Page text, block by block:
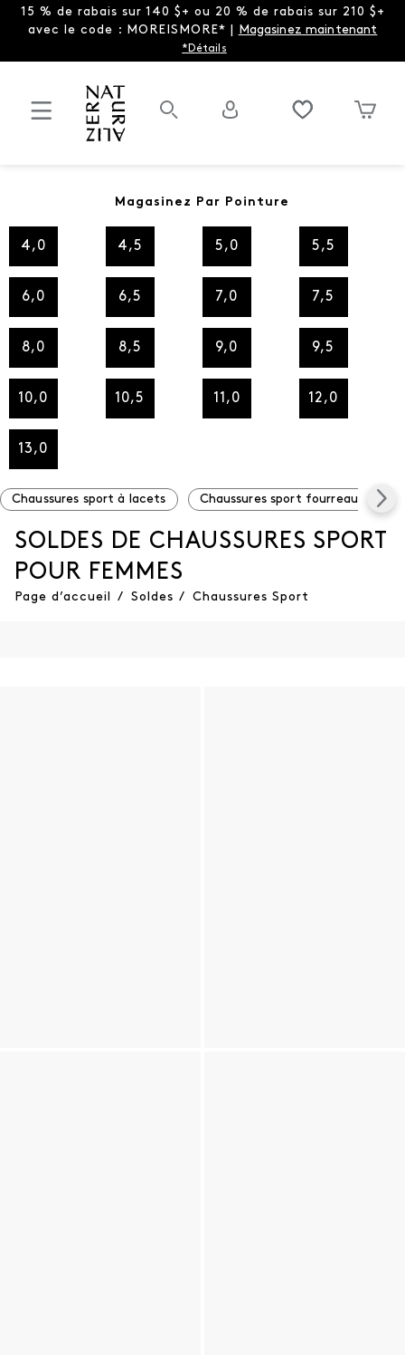
15 % de rabais sur 140 $+ ou 20 % de rabais sur 210 $+
avec le code : MOREISMORE* | Magasinez maintenant
*Détails
Magasinez Par Pointure
4,0 4,5 5,0 5,5
6,0 6,5 7,0 7,5
8,0 8,5 9,0 9,5
10,0 10,5 11,0 12,0
13,0
Chaussures sport à lacets Chaussures sport fourreaux
SOLDES DE CHAUSSURES SPORT
POUR FEMMES
Page d’accueil / Soldes / Chaussures Sport